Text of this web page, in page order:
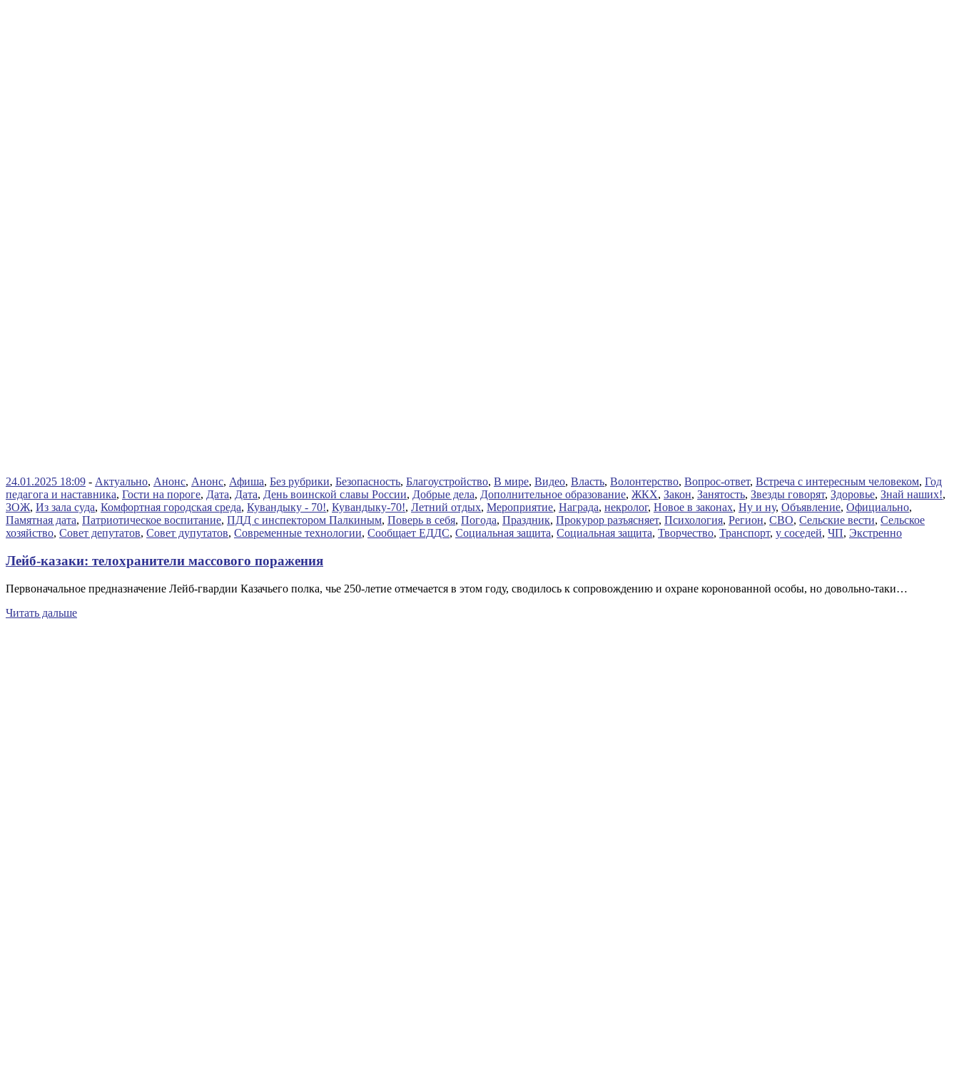
24.01.2025 18:09 - Актуально, Анонс, Анонс, Афиша, Без рубрики, Безопасность, Благоустройство, В мире, Видео, Власть, Волонтерство, Вопрос-ответ, Встреча с интересным человеком, Год
педагога и наставника, Гости на пороге, Дата, Дата, День воинской славы России, Добрые дела, Дополнительное образование, ЖКХ, Закон, Занятость, Звезды говорят, Здоровье, Знай наших!,
ЗОЖ, Из зала суда, Комфортная городская среда, Кувандыку - 70!, Кувандыку-70!, Летний отдых, Мероприятие, Награда, некролог, Новое в законах, Ну и ну, Объявление, Официально,
Памятная дата, Патриотическое воспитание, ПДД с инспектором Палкиным, Поверь в себя, Погода, Праздник, Прокурор разъясняет, Психология, Регион, СВО, Сельские вести, Сельское
хозяйство, Совет депутатов, Совет дупутатов, Современные технологии, Сообщает ЕДДС, Социальная защита, Социальная защита, Творчество, Транспорт, у соседей, ЧП, Экстренно
Лейб-казаки: телохранители массового поражения
Первоначальное предназначение Лейб-гвардии Казачьего полка, чье 250-летие отмечается в этом году, сводилось к сопровождению и охране коронованной особы, но довольно-таки…
Читать дальше